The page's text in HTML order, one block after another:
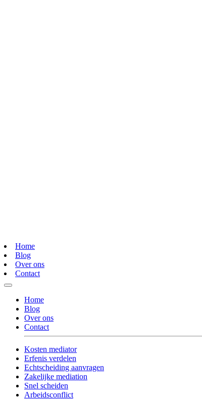
Home
Blog
Over ons
Contact
Home
Blog
Over ons
Contact
Kosten mediator
Erfenis verdelen
Echtscheiding aanvragen
Zakelijke mediation
Snel scheiden
Arbeidsconflict